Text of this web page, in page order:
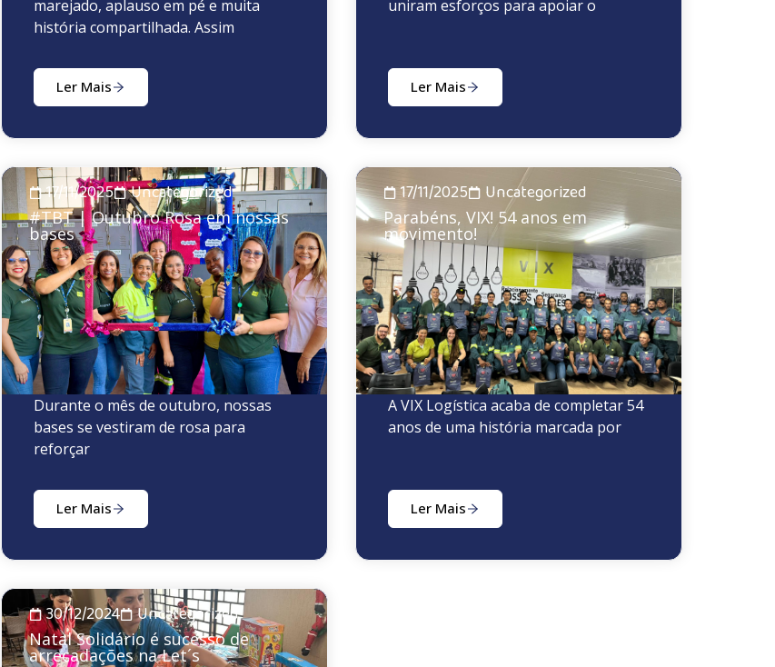
marejado, aplauso em pé e muita
história compartilhada. Assim
Ler Mais
uniram esforços para apoiar o
Ler Mais
17/11/2025 Uncategorized
#TBT | Outubro Rosa em nossas
bases
Durante o mês de outubro, nossas
bases se vestiram de rosa para
reforçar
Ler Mais
17/11/2025 Uncategorized
Parabéns, VIX! 54 anos em
movimento!
A VIX Logística acaba de completar 54
anos de uma história marcada por
Ler Mais
30/12/2024 Uncategorized
Natal Solidário é sucesso de
arrecadações na Let´s